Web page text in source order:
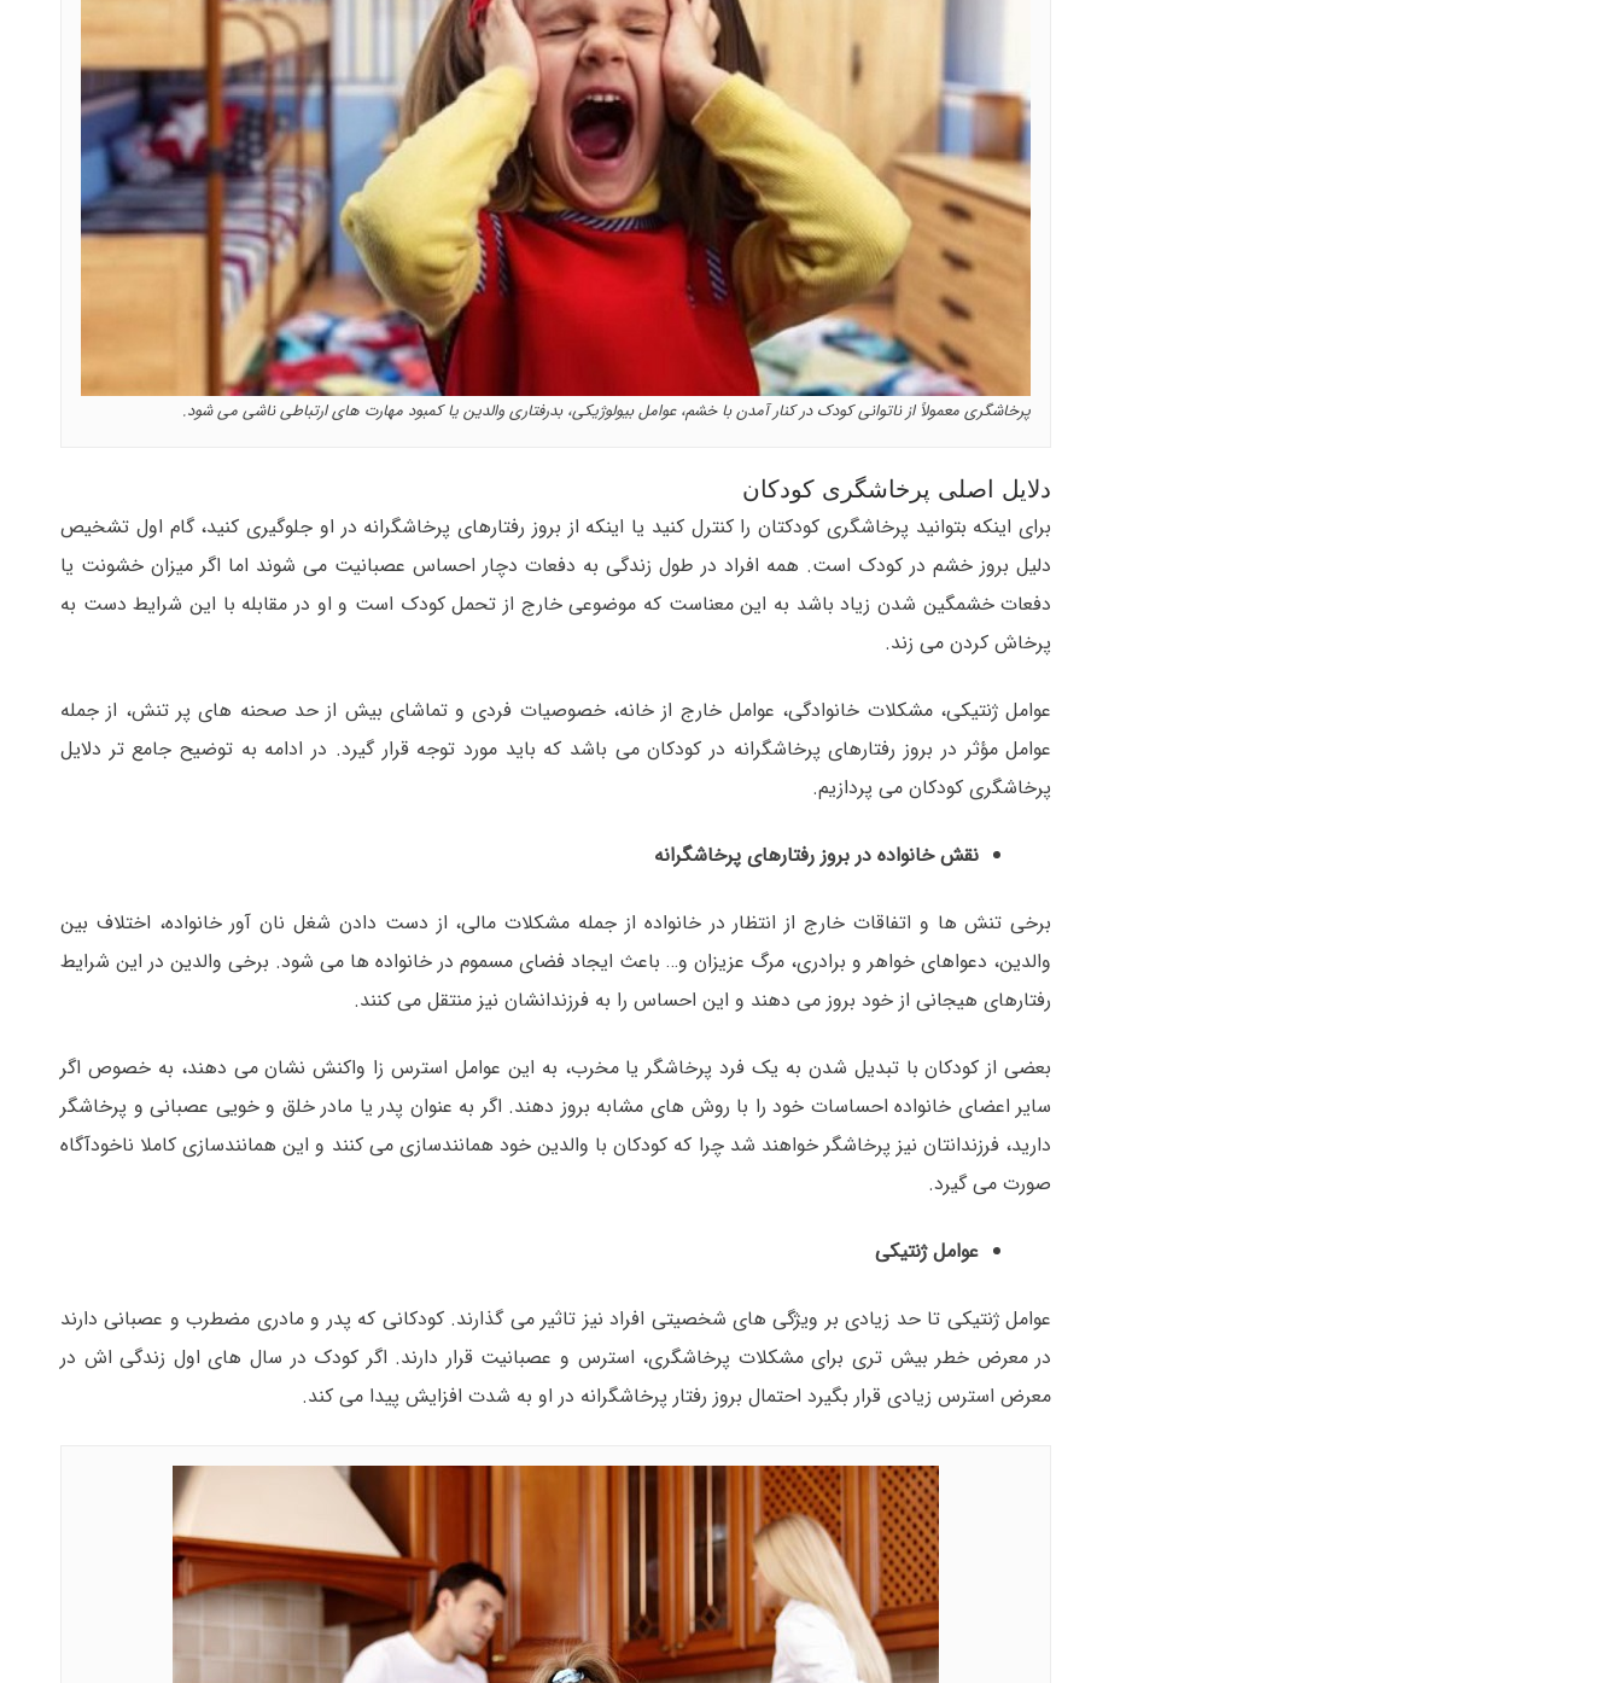
پرخاشگری معمولاً از ناتوانی کودک در کنار آمدن با خشم، عوامل بیولوژیکی، بدرفتاری والدین یا کمبود مهارت های ارتباطی ناشی می شود.
دلایل اصلی پرخاشگری کودکان
برای اینکه بتوانید پرخاشگری کودکتان را کنترل کنید یا اینکه از بروز رفتارهای پرخاشگرانه در او جلوگیری کنید، گام اول تشخیص
دلیل بروز خشم در کودک است. همه افراد در طول زندگی به دفعات دچار احساس عصبانیت می شوند اما اگر میزان خشونت یا
دفعات خشمگین شدن زیاد باشد به این معناست که موضوعی خارج از تحمل کودک است و او در مقابله با این شرایط دست به
پرخاش کردن می زند.
عوامل ژنتیکی، مشکلات خانوادگی، عوامل خارج از خانه، خصوصیات فردی و تماشای بیش از حد صحنه های پر تنش، از جمله
عوامل مؤثر در بروز رفتارهای پرخاشگرانه در کودکان می باشد که باید مورد توجه قرار گیرد. در ادامه به توضیح جامع تر دلایل
پرخاشگری کودکان می پردازیم.
نقش خانواده در بروز رفتارهای پرخاشگرانه
برخی تنش ها و اتفاقات خارج از انتظار در خانواده از جمله مشکلات مالی، از دست دادن شغل نان آور خانواده، اختلاف بین
والدین، دعواهای خواهر و برادری، مرگ عزیزان و… باعث ایجاد فضای مسموم در خانواده ها می شود. برخی والدین در این شرایط
رفتارهای هیجانی از خود بروز می دهند و این احساس را به فرزندانشان نیز منتقل می کنند.
بعضی از کودکان با تبدیل شدن به یک فرد پرخاشگر یا مخرب، به این عوامل استرس زا واکنش نشان می دهند، به خصوص اگر
سایر اعضای خانواده احساسات خود را با روش های مشابه بروز دهند. اگر به عنوان پدر یا مادر خلق و خویی عصبانی و پرخاشگر
دارید، فرزندانتان نیز پرخاشگر خواهند شد چرا که کودکان با والدین خود همانندسازی می کنند و این همانندسازی کاملا ناخودآگاه
صورت می گیرد.
عوامل ژنتیکی
عوامل ژنتیکی تا حد زیادی بر ویژگی های شخصیتی افراد نیز تاثیر می گذارند. کودکانی که پدر و مادری مضطرب و عصبانی دارند
در معرض خطر بیش تری برای مشکلات پرخاشگری، استرس و عصبانیت قرار دارند. اگر کودک در سال های اول زندگی اش در
معرض استرس زیادی قرار بگیرد احتمال بروز رفتار پرخاشگرانه در او به شدت افزایش پیدا می کند.